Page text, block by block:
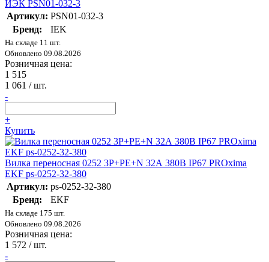
ИЭК PSN01-032-3
Артикул: PSN01-032-3
Бренд:
IEK
На складе 11 шт.
Обновлено 09.08.2026
Розничная цена:
1 515
1 061 / шт.
-
+
Купить
Вилка переносная 0252 3P+PE+N 32А 380В IP67 PROxima
EKF ps-0252-32-380
Артикул: ps-0252-32-380
Бренд:
EKF
На складе 175 шт.
Обновлено 09.08.2026
Розничная цена:
1 572 / шт.
-